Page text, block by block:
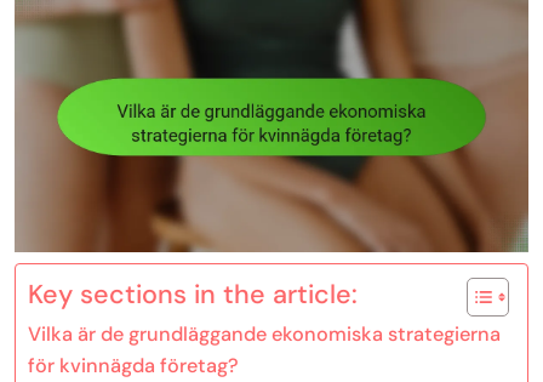
Key sections in the article:
Vilka är de grundläggande ekonomiska strategierna
för kvinnägda företag?